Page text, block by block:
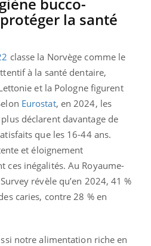
la santé
classe la Norvège comme le
à la santé dentaire,
et la Pologne figurent
Eurostat, en 2024, les
déclarent davantage de
que les 16-44 ans.
et éloignement
ces inégalités. Au Royaume-
révèle qu’en 2024, 41 %
caries, contre 28 % en
notre alimentation riche en